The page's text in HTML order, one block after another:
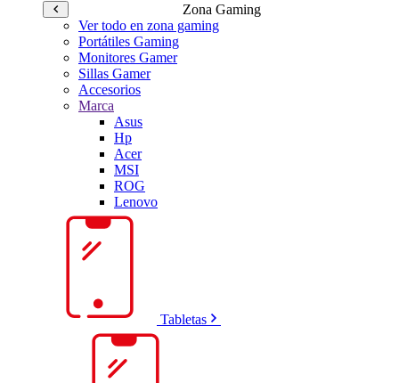
Zona Gaming
Ver todo en zona gaming
Portátiles Gaming
Monitores Gamer
Sillas Gamer
Accesorios
Marca
Asus
Hp
Acer
MSI
ROG
Lenovo
Tabletas